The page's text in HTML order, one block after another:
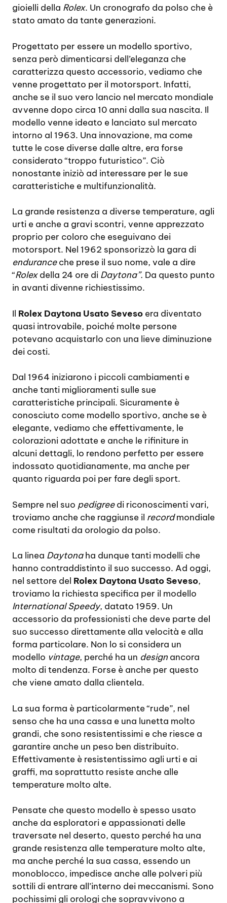
gioielli della Rolex. Un cronografo da polso che è
stato amato da tante generazioni.
Progettato per essere un modello sportivo,
senza però dimenticarsi dell’eleganza che
caratterizza questo accessorio, vediamo che
venne progettato per il motorsport. Infatti,
anche se il suo vero lancio nel mercato mondiale
avvenne dopo circa 10 anni dalla sua nascita. Il
modello venne ideato e lanciato sul mercato
intorno al 1963. Una innovazione, ma come
tutte le cose diverse dalle altre, era forse
considerato “troppo futuristico”. Ciò
nonostante iniziò ad interessare per le sue
caratteristiche e multifunzionalità.
La grande resistenza a diverse temperature, agli
urti e anche a gravi scontri, venne apprezzato
proprio per coloro che eseguivano dei
motorsport. Nel 1962 sponsorizzò la gara di
enduranceche prese il suo nome, vale a dire
“Rolexdella 24 ore di Daytona”. Da questo punto
in avanti divenne richiestissimo.
Il Rolex Daytona Usato Seveso era diventato
quasi introvabile, poiché molte persone
potevano acquistarlo con una lieve diminuzione
dei costi.
Dal 1964 iniziarono i piccoli cambiamenti e
anche tanti miglioramenti sulle sue
caratteristiche principali. Sicuramente è
conosciuto come modello sportivo, anche se è
elegante, vediamo che effettivamente, le
colorazioni adottate e anche le rifiniture in
alcuni dettagli, lo rendono perfetto per essere
indossato quotidianamente, ma anche per
quanto riguarda poi per fare degli sport.
Sempre nel suo pedigreedi riconoscimenti vari,
troviamo anche che raggiunse il recordmondiale
come risultati da orologio da polso.
La linea Daytonaha dunque tanti modelli che
hanno contraddistinto il suo successo. Ad oggi,
nel settore del Rolex Daytona Usato Seveso,
troviamo la richiesta specifica per il modello
International Speedy, datato 1959. Un
accessorio da professionisti che deve parte del
suo successo direttamente alla velocità e alla
forma particolare. Non lo si considera un
modello vintage, perché ha un design ancora
molto di tendenza. Forse è anche per questo
che viene amato dalla clientela.
La sua forma è particolarmente “rude”, nel
senso che ha una cassa e una lunetta molto
grandi, che sono resistentissimi e che riesce a
garantire anche un peso ben distribuito.
Effettivamente è resistentissimo agli urti e ai
graffi, ma soprattutto resiste anche alle
temperature molto alte.
Pensate che questo modello è spesso usato
anche da esploratori e appassionati delle
traversate nel deserto, questo perché ha una
grande resistenza alle temperature molto alte,
ma anche perché la sua cassa, essendo un
monoblocco, impedisce anche alle polveri più
sottili di entrare all’interno dei meccanismi. Sono
pochissimi gli orologi che sopravvivono a